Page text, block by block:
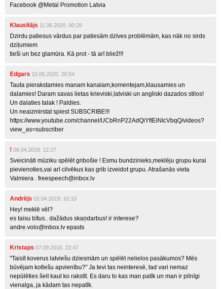
Facebook @Metal Promotion Latvia
Klausītājs 11.06.2020. 00:29
Dzirdu patiesus vārdus par patiesām dzīves problēmām, kas nāk no sirds
dziļumiem
tieši un bez glamūra. Kā prot - tā arī bliež!!!
Edgars 10.06.2020. 20:54
Tauta pierakstamies manam kanalam,komentejam,klausamies un
dalamies! Daram savas lietas krieviski,latviski un angliski dazados stilos!
Un dalaties talak ! Paldies.
Un neaizmirstat spiest SUBSCRIBE!!!
https://www.youtube.com/channel/UCbRnP22AdQiYfIEiNIcVbqQ/videos?
view_as=subscriber
! 06.04.2019. 12:27
Sveicināti mūziku spēlēt gribošie ! Esmu bundzinieks,meklēju grupu kurai
pievienoties,vai arī cilvēkus kas grib izveidot grupu. Atrašanās vieta
Valmiera . freespeech@inbox.lv
Andrējs 02.04.2019. 10:10
Hey! meklē vēl?
es taisu bītus.. dažādus skaņdarbus! ir interese?
andre.volo@inbox.lv epasts
Kristaps 07.09.2016. 22:47
"Taisīt koverus latviešu dziesmām un spēlēt nelielos pasākumos? Mēs
būvējam kotlešu apvienību?" Ja tevi tas neinteresē, tad vari nemaz
nepūlēties šeit kaut ko rakstīt. Es daru to kas man patīk un man ir pilnīgi
vienalga, ja kādam tas nepatīk.